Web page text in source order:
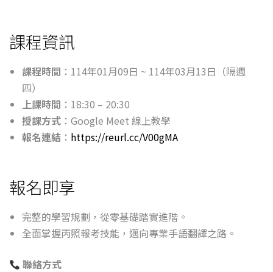
課程資訊
課程時間 ：114年01月09日 ~ 114年03月13日（隔週
四）
上課時間 ：18:30 – 20:30
授課方式：Google Meet 線上教學
報名連結： https://reurl.cc/V00gMA
報名即享
完整的學習規劃，從零基礎踏實進階。
全面掌握丙照報考技能，邁向專業手語翻譯之路。
聯絡方式